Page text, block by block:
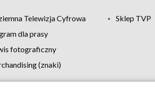
Telewizja Cyfrowa
Sklep TVP
dla prasy
fotograficzny
(znaki)